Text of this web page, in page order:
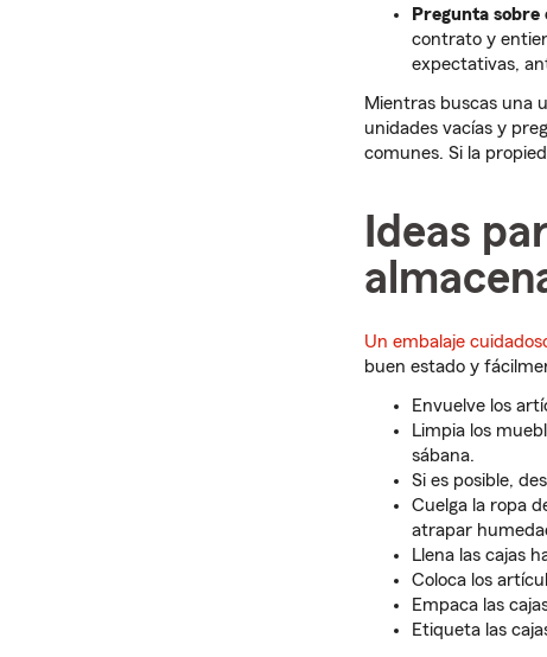
Pregunta
contrato y
expectativas,
Mientras buscas una
unidades vacías y
comunes. Si la
Ideas
Un embalaje
buen estado y
Envuelve los
Limpia los
sábana.
Si es posible,
Cuelga la ropa
atrapar
Llena las cajas
Coloca los
Empaca las
Etiqueta las